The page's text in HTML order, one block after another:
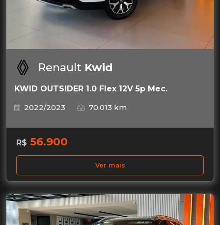
Renault Kwid
KWID OUTSIDER 1.0 Flex 12V 5p Mec.
2022/2023
70.013 km
R$ 56.900
Ver mais